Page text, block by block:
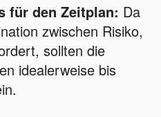
für den Zeitplan: Da
zwischen Risiko,
sollten die
idealerweise bis